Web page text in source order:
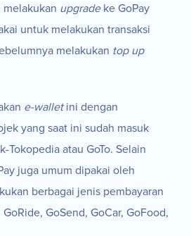
melakukan upgradeke GoPay
untuk melakukan transaksi
melakukan top up
e-walletini dengan
yang saat ini sudah masuk
Tokopedia atau GoTo. Selain
juga umum dipakai oleh
berbagai jenis pembayaran
GoSend, GoCar, GoFood,